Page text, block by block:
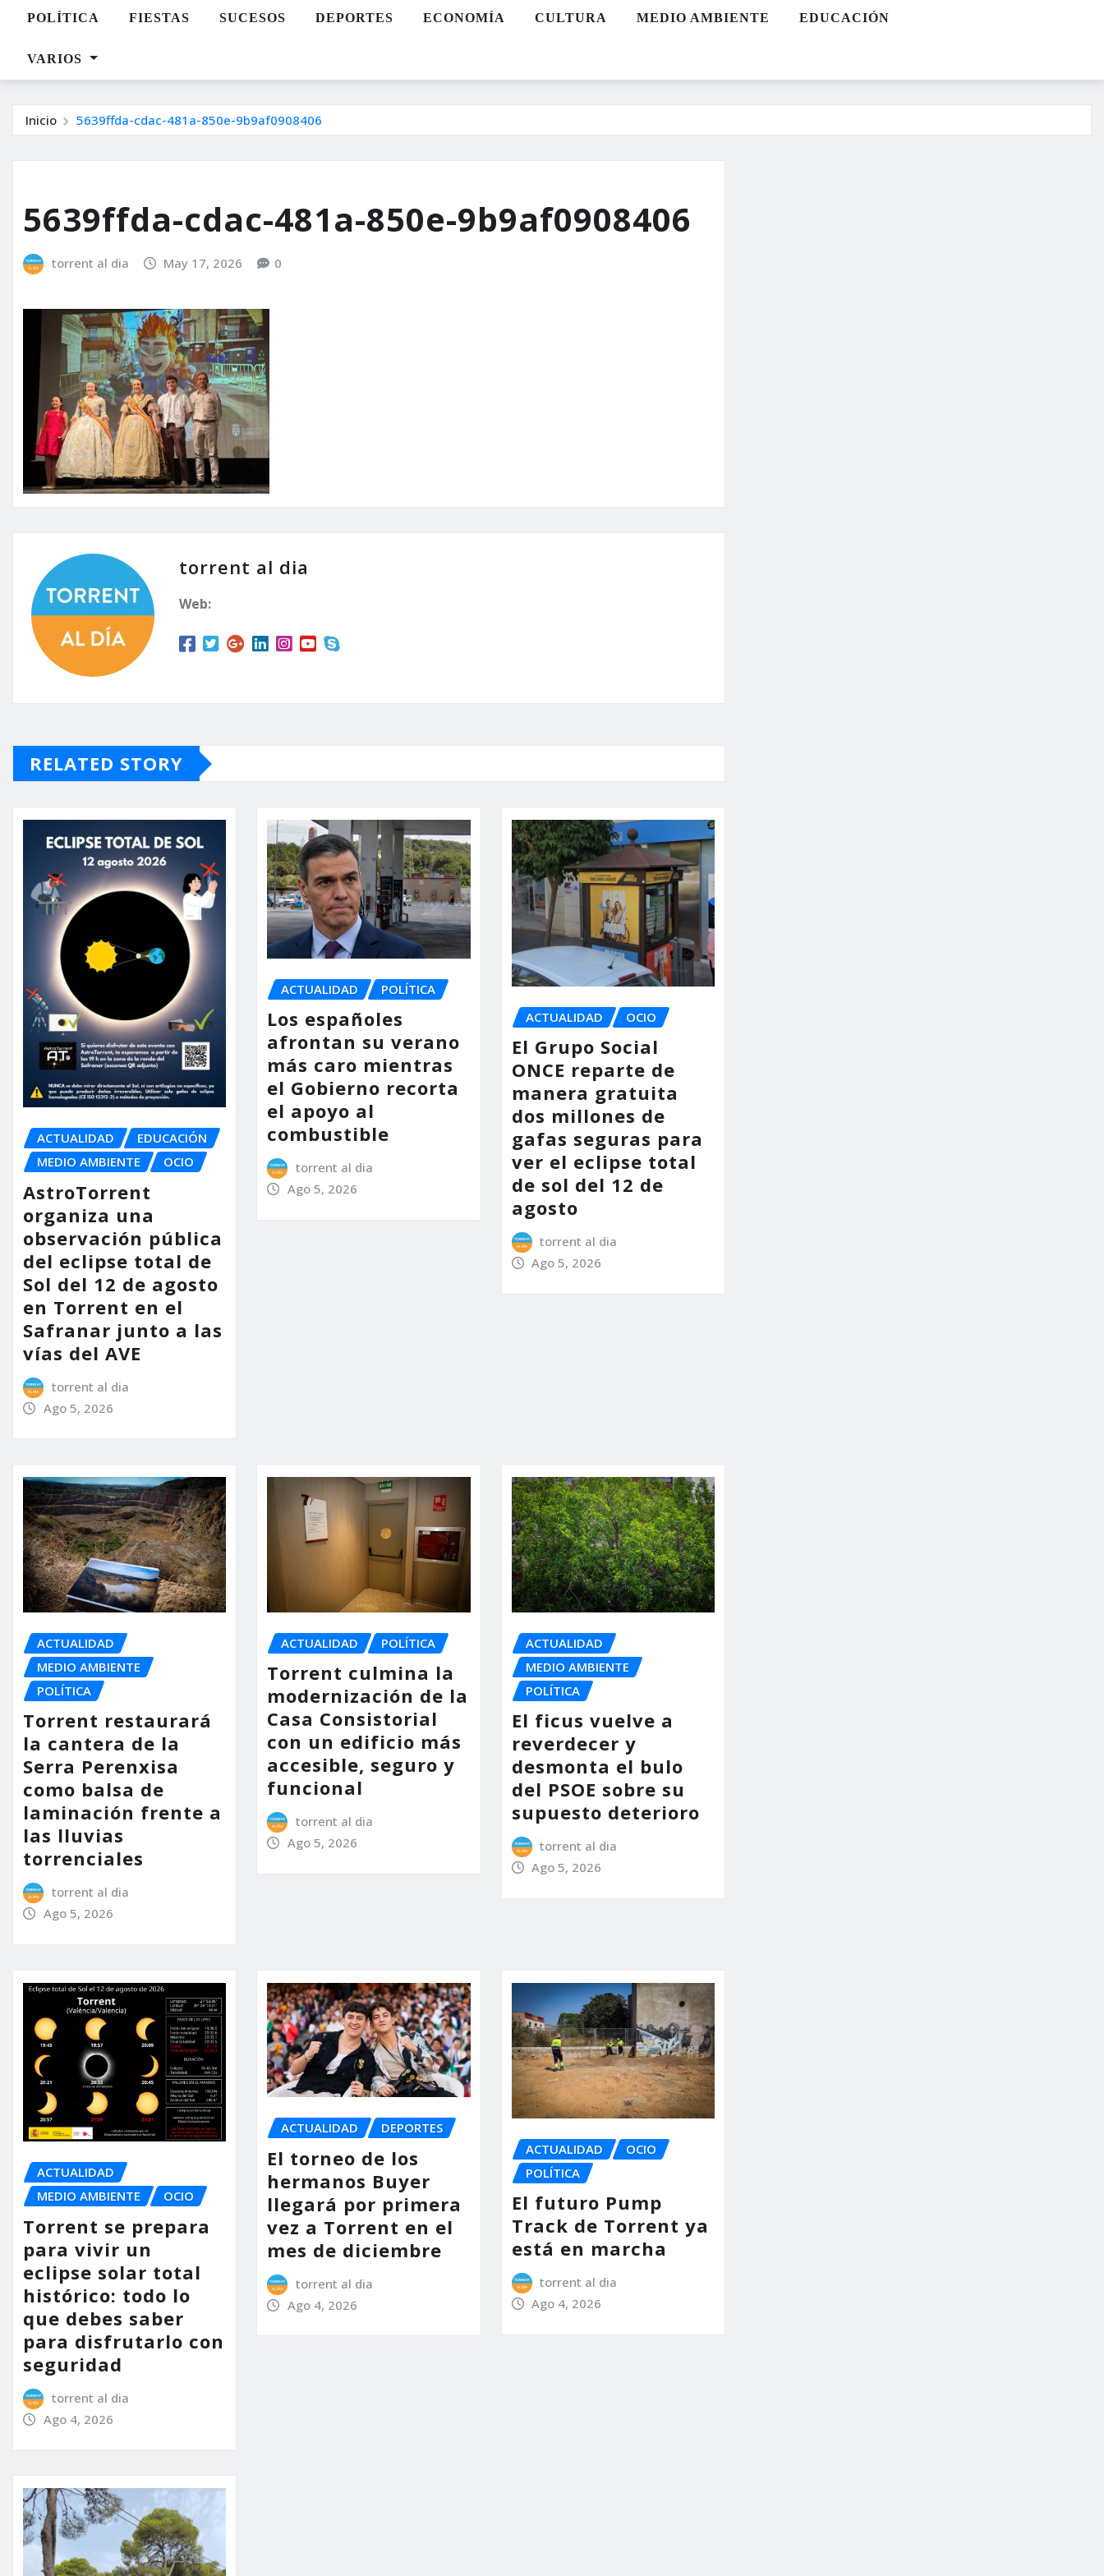
POLÍTICA FIESTAS SUCESOS DEPORTES ECONOMÍA CULTURA MEDIO AMBIENTE EDUCACIÓN
VARIOS
Inicio 5639ffda-cdac-481a-850e-9b9af0908406
5639ffda-cdac-481a-850e-9b9af0908406
torrent al dia May 17, 2026 0
torrent al dia
Web:
RELATED STORY
ACTUALIDAD
EDUCACIÓN
MEDIO AMBIENTE
OCIO
AstroTorrent
organiza una
observación pública
del eclipse total de
Sol del 12 de agosto
en Torrent en el
Safranar junto a las
vías del AVE
torrent al dia
Ago 5, 2026
ACTUALIDAD POLÍTICA
Los españoles
afrontan su verano
más caro mientras
el Gobierno recorta
el apoyo al
combustible
torrent al dia
Ago 5, 2026
ACTUALIDAD OCIO
El Grupo Social
ONCE reparte de
manera gratuita
dos millones de
gafas seguras para
ver el eclipse total
de sol del 12 de
agosto
torrent al dia
Ago 5, 2026
ACTUALIDAD
MEDIO AMBIENTE
POLÍTICA
Torrent restaurará
la cantera de la
Serra Perenxisa
como balsa de
laminación frente a
las lluvias
torrenciales
torrent al dia
Ago 5, 2026
ACTUALIDAD POLÍTICA
Torrent culmina la
modernización de la
Casa Consistorial
con un edificio más
accesible, seguro y
funcional
torrent al dia
Ago 5, 2026
ACTUALIDAD
MEDIO AMBIENTE
POLÍTICA
El ficus vuelve a
reverdecer y
desmonta el bulo
del PSOE sobre su
supuesto deterioro
torrent al dia
Ago 5, 2026
ACTUALIDAD
MEDIO AMBIENTE
OCIO
Torrent se prepara
para vivir un
eclipse solar total
histórico: todo lo
que debes saber
para disfrutarlo con
seguridad
torrent al dia
Ago 4, 2026
ACTUALIDAD DEPORTES
El torneo de los
hermanos Buyer
llegará por primera
vez a Torrent en el
mes de diciembre
torrent al dia
Ago 4, 2026
ACTUALIDAD
OCIO
POLÍTICA
El futuro Pump
Track de Torrent ya
está en marcha
torrent al dia
Ago 4, 2026